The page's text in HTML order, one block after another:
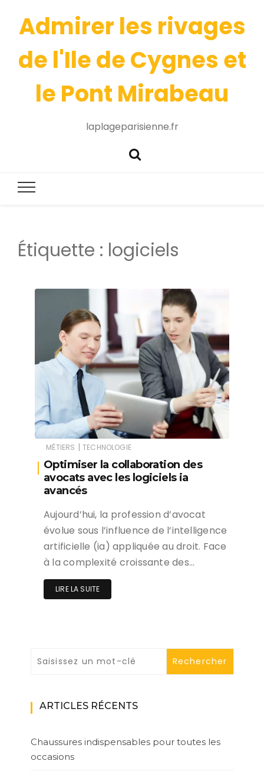
Admirer les rivages
de l'Ile de Cygnes et
le Pont Mirabeau
laplageparisienne.fr
Étiquette : logiciels
MÉTIERS | TECHNOLOGIE
Optimiser la collaboration des
avocats avec les logiciels ia
avancés
Aujourd’hui, la profession d’avocat
évolue sous l’influence de l’intelligence
artificielle (ia) appliquée au droit. Face
à la complexité croissante des…
LIRE LA SUITE
ARTICLES RÉCENTS
Chaussures indispensables pour toutes les
occasions